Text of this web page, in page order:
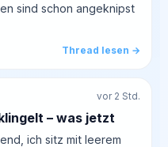
sind schon angeknipst
Thread lesen →
vor 2 Std.
– was jetzt
ich sitz mit leerem